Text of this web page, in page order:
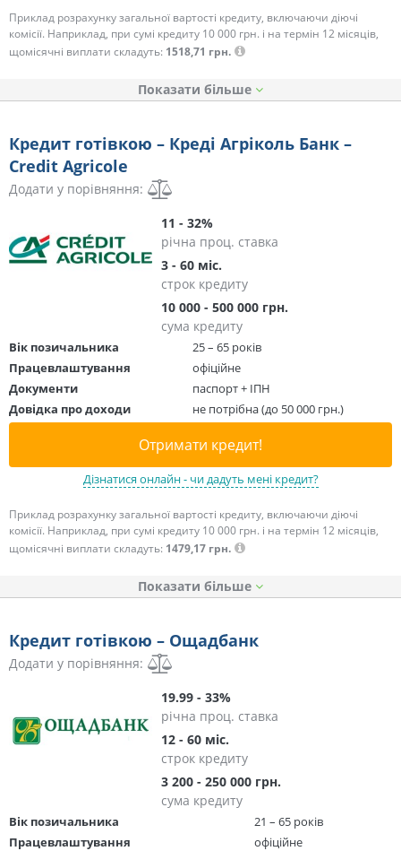
Приклад розрахунку загальної вартості кредиту, включаючи діючі
комісії. Наприклад, при сумі кредиту 10 000 грн. і на термін 12 місяців,
щомісячні виплати складуть: 1518,71 грн.
Показати
Кредит готівкою – Креді Агріколь Банк –
Credit Agricole
Додати у порівняння:
11 - 32%
річна проц. ставка
3 - 60 міс.
строк кредиту
10 000 - 500 000 грн.
сума кредиту
Вік позичальника
25 – 65 років
Працевлаштування
офіційне
Документи
паспорт + ІПН
Довідка про доходи
не потрібна (до 50 000 грн.)
Отримати кредит!
Дізнатися онлайн - чи дадуть мені кредит?
Приклад розрахунку загальної вартості кредиту, включаючи діючі
комісії. Наприклад, при сумі кредиту 10 000 грн. і на термін 12 місяців,
щомісячні виплати складуть: 1479,17 грн.
Показати
Кредит готівкою – Ощадбанк
Додати у порівняння:
19.99 - 33%
річна проц. ставка
12 - 60 міс.
строк кредиту
3 200 - 250 000 грн.
сума кредиту
Вік позичальника
21 – 65 років
Працевлаштування
офіційне